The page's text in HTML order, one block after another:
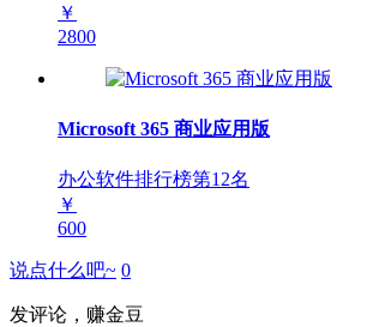
￥
2800
Microsoft 365 商业应用版
办公软件排行榜第12名
￥
600
说点什么吧~ 0
发评论，赚金豆